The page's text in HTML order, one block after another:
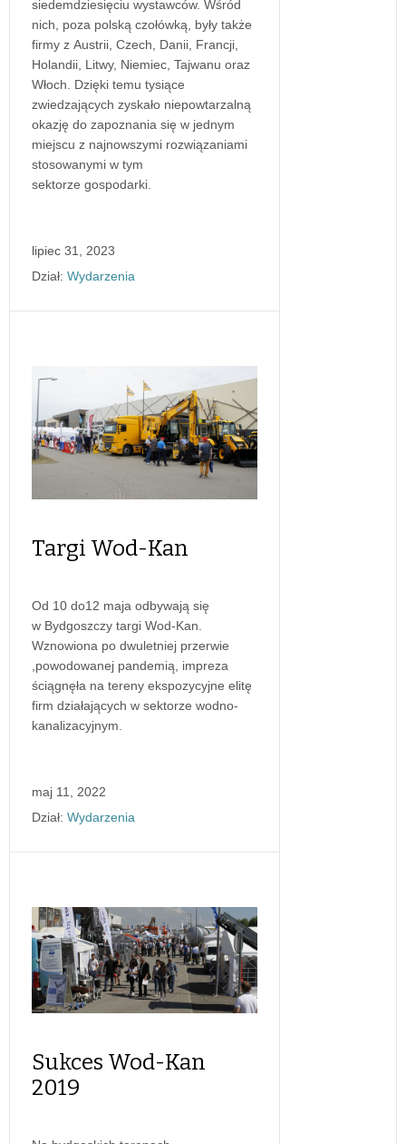
siedemdziesięciu wystawców. Wśród
nich, poza polską czołówką, były także
firmy z Austrii, Czech, Danii, Francji,
Holandii, Litwy, Niemiec, Tajwanu oraz
Włoch. Dzięki temu tysiące
zwiedzających zyskało niepowtarzalną
okazję do zapoznania się w jednym
miejscu z najnowszymi rozwiązaniami
stosowanymi w tym
sektorze gospodarki.
lipiec 31, 2023
Dział: Wydarzenia
Targi Wod-Kan
Od 10 do12 maja odbywają się
w Bydgoszczy targi Wod-Kan.
Wznowiona po dwuletniej przerwie
,powodowanej pandemią, impreza
ściągnęła na tereny ekspozycyjne elitę
firm działających w sektorze wodno-
kanalizacyjnym.
maj 11, 2022
Dział: Wydarzenia
Sukces Wod-Kan
2019